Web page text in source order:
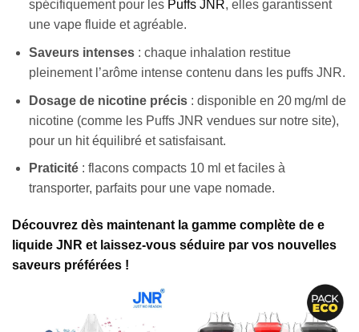
spécifiquement pour les Puffs JNR, elles garantissent
une vape fluide et agréable.
Saveurs intenses: chaque inhalation restitue
pleinement l’arôme intense contenu dans les puffs JNR.
Dosage de nicotine précis: disponible en 20 mg/ml de
nicotine (comme les Puffs JNR vendues sur notre site),
pour un hit équilibré et satisfaisant.
Praticité: flacons compacts 10 ml et faciles à
transporter, parfaits pour une vape nomade.
Découvrez dès maintenant la gamme complète de e
liquide JNR et laissez-vous séduire par vos nouvelles
saveurs préférées !